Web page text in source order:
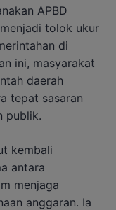
APBD
tolok ukur
di
ini, masyarakat
daerah
tepat sasaran
publik.
kembali
antara
menjaga
anggaran. Ia